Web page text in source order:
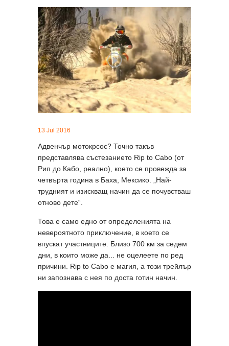
13 Jul 2016
Адвенчър мотокрсос? Точно такъв
представлява състезанието Rip to Cabo (от
Рип до Кабо, реално), което се провежда за
четвърта година в Баха, Мексико. „Най-
трудният и изискващ начин да се почувстваш
отново дете“.
Това е само едно от определенията на
невероятното приключение, в което се
впускат участниците. Близо 700 км за седем
дни, в които може да... не оцелеете по ред
причини. Rip to Cabo е магия, а този трейлър
ни запознава с нея по доста готин начин.